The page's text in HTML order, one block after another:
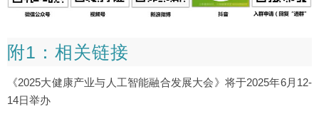
附1：相关链接
《2025大健康产业与人工智能融合发展大会》将于2025年6月12-
14日举办